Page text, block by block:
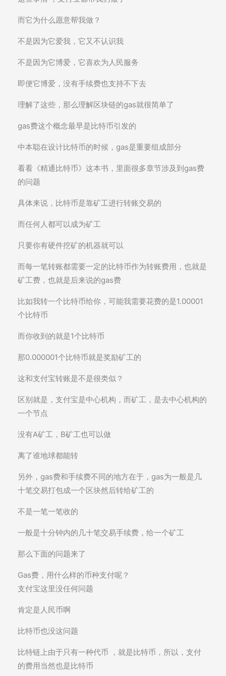
而它为什么愿意帮我做？
不是因为它爱我，它又不认识我
不是因为它博爱，它喜欢为人民服务
即便它博爱，没有手续费也支持不下去
理解了这些，那么理解区块链的gas就很简单了
gas费这个概念最早是比特币引发的
中本聪在设计比特币的时候，gas是重要组成部分
看看《精通比特币》这本书，里面很多章节涉及到gas费
的问题
具体来说，比特币是靠矿工进行转账交易的
而任何人都可以成为矿工
只要你有硬件挖矿的机器就可以
而每一笔转账都需要一定的比特币作为转账费用，也就是
矿工费，也就是后来说的gas费
比如我转一个比特币给你，可能我需要花费的是1.00001
个比特币
而你收到的就是1个比特币
那0.000001个比特币就是奖励矿工的
这和支付宝转账是不是很类似？
区别就是，支付宝是中心机构，而矿工，是去中心机构的
一个节点
没有A矿工，B矿工也可以做
离了谁地球都能转
另外，gas费和手续费不同的地方在于，gas为一般是几
十笔交易打包成一个区块然后转给矿工的
不是一笔一笔收的
一般是十分钟内的几十笔交易手续费，给一个矿工
那么下面的问题来了
Gas费，用什么样的币种支付呢？
支付宝这里没任何问题
肯定是人民币啊
比特币也没这问题
比特链上由于只有一种代币 ，就是比特币，所以，支付
的费用当然也是比特币